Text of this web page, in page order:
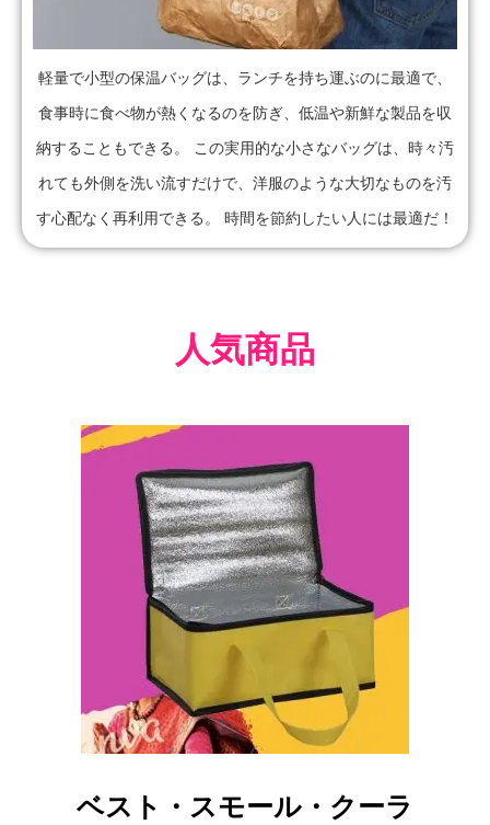
軽量で小型の保温バッグは、ランチを持ち運ぶのに最適で、
食事時に食べ物が熱くなるのを防ぎ、低温や新鮮な製品を収
納することもできる。 この実用的な小さなバッグは、時々汚
れても外側を洗い流すだけで、洋服のような大切なものを汚
す心配なく再利用できる。 時間を節約したい人には最適だ！
人気商品
ベスト・スモール・クーラ